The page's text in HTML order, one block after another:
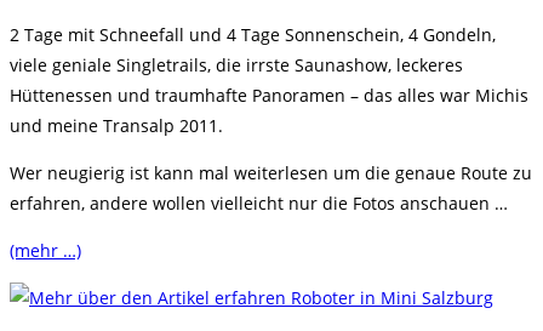
2 Tage mit Schneefall und 4 Tage Sonnenschein, 4 Gondeln,
viele geniale Singletrails, die irrste Saunashow, leckeres
Hüttenessen und traumhafte Panoramen – das alles war Michis
und meine Transalp 2011.
Wer neugierig ist kann mal weiterlesen um die genaue Route zu
erfahren, andere wollen vielleicht nur die Fotos anschauen …
(mehr …)